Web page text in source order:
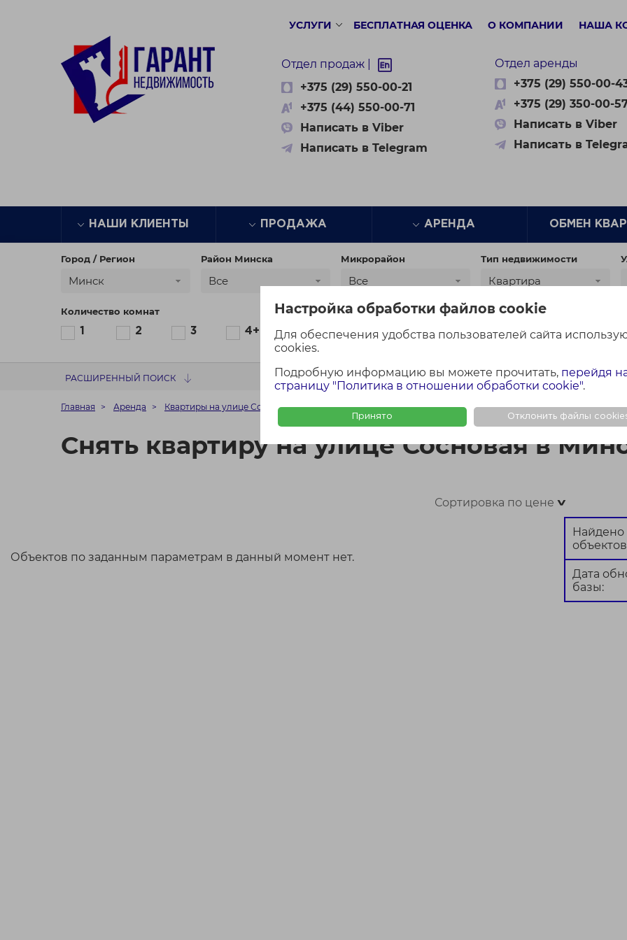
Настройка обработки файлов cookie
Для обеспечения удобства пользователей сайта
cookies.
Подробную информацию вы можете прочитать, перейдя
страницу "Политика в отношении обработки cookie".
Принято Отклонить файлы
УСЛУГИ БЕСПЛАТНАЯ ОЦЕНКА О КОМПАНИИ НАША
Отдел продаж |
+375 (29) 550-00-21
+375 (44) 550-00-71
Написать в Viber
Написать в Telegram
Отдел аренды
+375 (29) 550-00-
+375 (29) 350-00-
Написать в Viber
Написать в
НАШИ КЛИЕНТЫ ПРОДАЖА АРЕНДА ОБМЕН
Город / Регион
Минск
Район Минска
Все
Микрорайон
Все
Тип недвижимости
Квартира
Количество комнат
1 2 3 4+
Цена
РАСШИРЕННЫЙ ПОИСК ФОТО + КАРТА ФОТО
Главная Аренда Квартиры на улице Сосновая в Минске
Снять квартиру на улице Сосновая в
Сортировка по цене>
Объектов по заданным параметрам в данный момент нет.
Найдено
Дата
базы: